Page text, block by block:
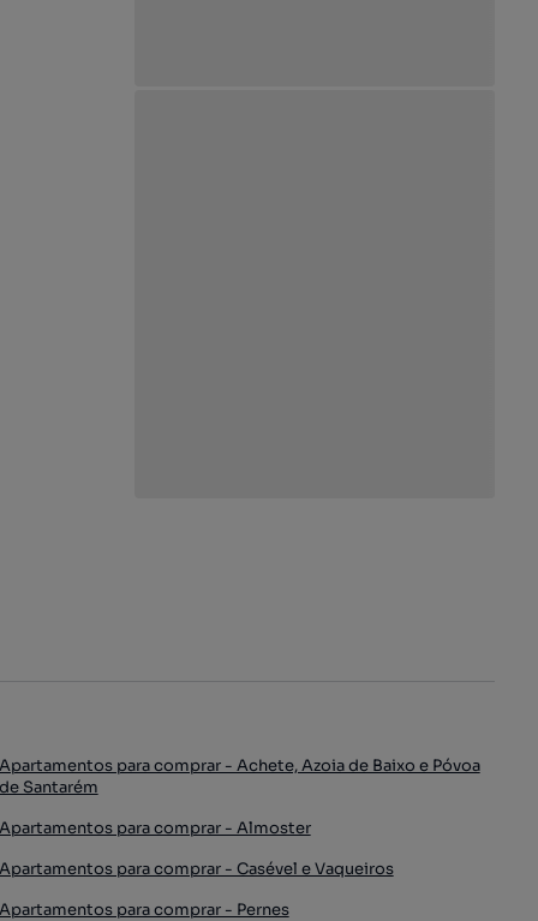
Apartamentos para comprar - Achete, Azoia de Baixo e Póvoa
de Santarém
Apartamentos para comprar - Almoster
Apartamentos para comprar - Casével e Vaqueiros
Apartamentos para comprar - Pernes